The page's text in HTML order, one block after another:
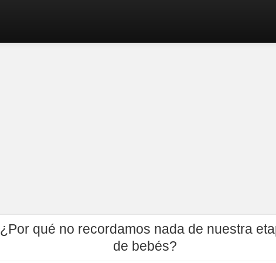
¿Por qué no recordamos nada de nuestra
de bebés?